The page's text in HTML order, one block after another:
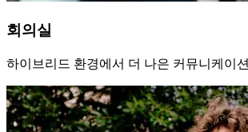
회의실
하이브리드 환경에서 더 나은 커뮤니케이션